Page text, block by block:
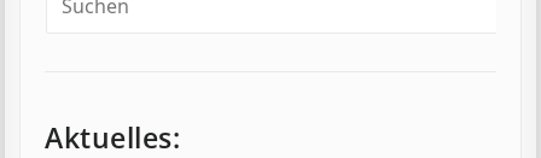
Aktuelles: